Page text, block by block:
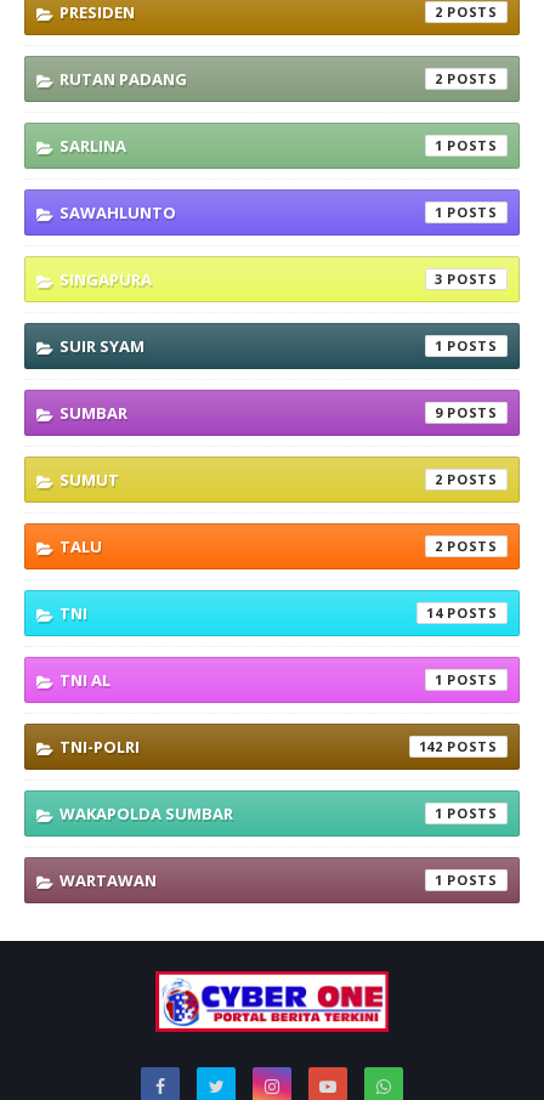
PRESIDEN 2
RUTAN PADANG 2
SARLINA 1
SAWAHLUNTO 1
SINGAPURA 3
SUIR SYAM 1
SUMBAR 9
SUMUT 2
TALU 2
TNI 14
TNI AL 1
TNI-POLRI 142
WAKAPOLDA SUMBAR 1
WARTAWAN 1